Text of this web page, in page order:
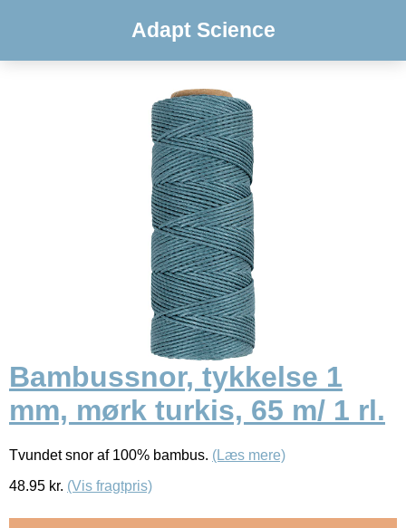
Adapt Science
Bambussnor, tykkelse 1
mm, mørk turkis, 65 m/ 1 rl.
Tvundet snor af 100% bambus. (Læs mere)
48.95 kr. (Vis fragtpris)